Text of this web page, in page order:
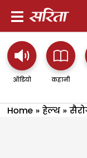
ऑडियो कहानी
Home » हेल्थ »